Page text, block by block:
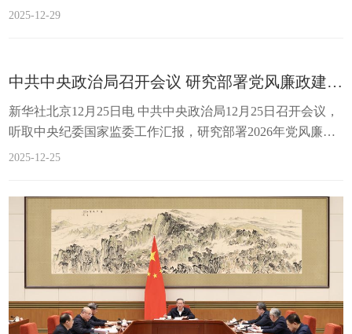
平主持会议并发表重要讲话12月25日至26日，中共中央政治
共中央政治局于12月25日至26日召开民主生活会，深入学习
贯彻习近平新时代中国特色社会主义思想，全面贯彻落实党
的二十届四中全会精神，围绕锲而不舍落实中央八项规定精
神，...
2025-12-29
中共中央政治局召开会议 研究部署党风廉政建设和反腐败工作 中共中央总书记习近平主持会议
新华社北京12月25日电 中共中央政治局12月25日召开会议，
听取中央纪委国家监委工作汇报，研究部署2026年党风廉政
建设和反腐败工作。中共中央总书记习近平主持会议。会议
近平新时代中国特色社会主义思想特别是习近平总书记关于
党的建设的重要思想、关于党的自我革命的重要思想，持续
推进党风廉政建设和反腐败斗争，聚焦“两个维护”...
2025-12-25